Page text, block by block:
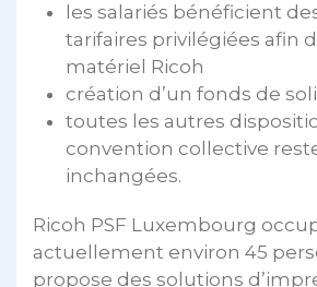
les salariés bénéficient
tarifaires privilégiées afin
matériel Ricoh
création d’un fonds de
toutes les autres
convention collective
inchangées.
Ricoh PSF Luxembourg
actuellement environ 45
propose des solutions